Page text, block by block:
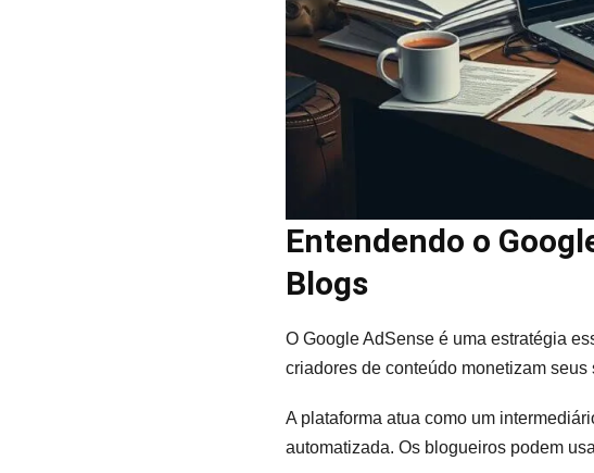
Entendendo o
Blogs
O Google AdSense é uma estratégia
criadores de conteúdo monetizam
A plataforma atua como um
automatizada. Os blogueiros podem